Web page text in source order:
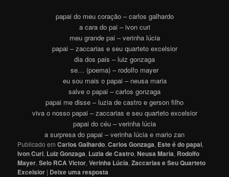
papai do meu coração – carlos galhardo
a cara do pai – ivon curi
meu grande pai – verinha lúcia
papai – zaccarias e seu quarteto excelsior
dia dos pais – luiz gonzaga
se… (poema) – rodolfo mayer
eu sou mais o papai – neusa maria
salve o papai – carlos gonzaga
papai me disse – luzia de castro e gerson filho
viva o nosso papai – zaccarias e seu quarteto excelsior
papai do céu – verinha lúcia
a surpresa do papai – verinha lúcia e mario zan
Publicado em Carlos Galhardo,Carlos Gonzaga, Este é do papai,
Ivon Curi, Luiz Gonzaga, Luzia de Castro,Neusa Maria, Rodolfo
Mayer,Selo RCA Victor,Verinha Lúcia,Zaccarias e Seu Quarteto
Excelsior | Deixe uma resposta